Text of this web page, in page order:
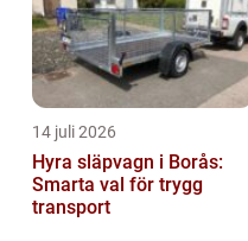
14 juli 2026
Hyra släpvagn i Borås:
Smarta val för trygg
transport